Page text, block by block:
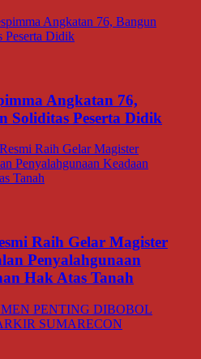
Angkatan 76,
Soliditas Peserta Didik
Raih Gelar Magister
Penyalahgunaan
Hak Atas Tanah